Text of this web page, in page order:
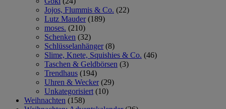
Jojos, Flummis & Co. (22)
Lutz Mauder (189)
moses. (210)
Schenken (32)
Schlüsselanhänger (8)
Slime, Knete, Squishies & Co. (46)
Taschen & Geldbörsen (3)
Trendhaus (194)
Uhren & Wecker (29)
Unkategorisiert (10)
Weihnachten (158)